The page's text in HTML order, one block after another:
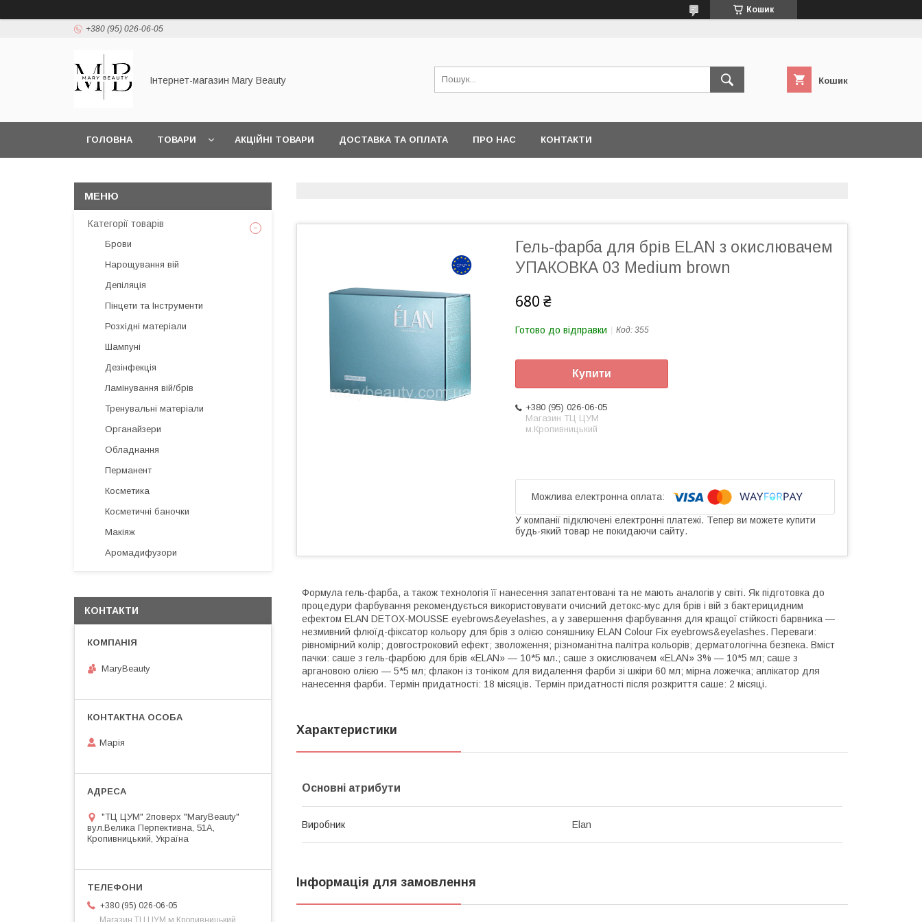
Кошик
+380 (95) 026-06-05
Інтернет-магазин Mary Beauty Кошик
ГОЛОВНА ТОВАРИ АКЦІЙНІ ТОВАРИ ДОСТАВКА ТА ОПЛАТА ПРО НАС КОНТАКТИ
Гель-фарба для брів ELAN з окислювачем
УПАКОВКА 03 Medium brown
680 ₴
Готово до відправки Код: 355
Купити
+380 (95) 026-06-05
Магазин ТЦ ЦУМ
м.Кропивницький
У компанії підключені електронні платежі. Тепер ви можете купити
будь-який товар не покидаючи сайту.
Формула гель-фарба, а також технологія її нанесення запатентовані та не мають аналогів у світі. Як підготовка до
процедури фарбування рекомендується використовувати очисний детокс-мус для брів і вій з бактерицидним
ефектом ELAN DETOX-MOUSSE eyebrows&eyelashes, а у завершення фарбування для кращої стійкості барвника —
незмивний флюїд-фіксатор кольору для брів з олією соняшнику ELAN Colour Fix eyebrows&eyelashes. Переваги:
рівномірний колір; довгостроковий ефект; зволоження; різноманітна палітра кольорів; дерматологічна безпека. Вміст
пачки: саше з гель-фарбою для брів «ELAN» — 10*5 мл.; саше з окислювачем «ELAN» 3% — 10*5 мл; саше з
аргановою олією — 5*5 мл; флакон із тоніком для видалення фарби зі шкіри 60 мл; мірна ложечка; аплікатор для
нанесення фарби. Термін придатності: 18 місяців. Термін придатності після розкриття саше: 2 місяці.
Характеристики
Основні атрибути
Виробник Elan
Інформація для замовлення
Категорії товарів
Брови
Нарощування вій
Депіляція
Пінцети та Інструменти
Розхідні матеріали
Шампуні
Дезінфекція
Ламінування вій/брів
Тренувальні матеріали
Органайзери
Обладнання
Перманент
Косметика
Косметичні баночки
Макіяж
Аромадифузори
КОНТАКТИ
MaryBeauty
Марія
"ТЦ ЦУМ" 2поверх "MaryBeauty"
вул.Велика Перпективна, 51А,
Кропивницький, Україна
+380 (95) 026-06-05